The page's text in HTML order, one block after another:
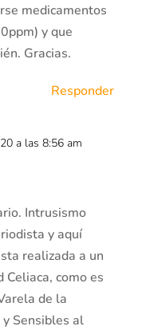
medicamentos
y que
Gracias.
Responder
a las 8:56 am
Intrusismo
y aquí
realizada a un
como es
de la
Sensibles al